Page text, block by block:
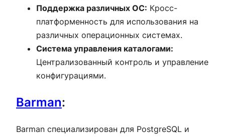
Поддержка различных ОС: Кросс-
платформенность для использования на
различных операционных системах.
Система управления каталогами:
Централизованный контроль и управление
конфигурациями.
Barman:
Barman специализирован для PostgreSQL и